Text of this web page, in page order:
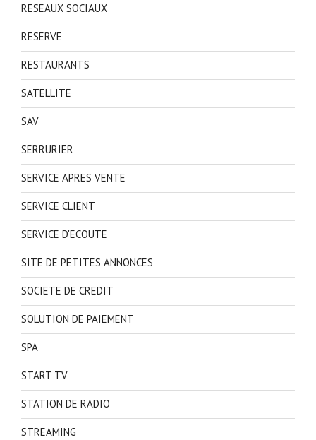
RESEAUX SOCIAUX
RESERVE
RESTAURANTS
SATELLITE
SAV
SERRURIER
SERVICE APRES VENTE
SERVICE CLIENT
SERVICE D'ECOUTE
SITE DE PETITES ANNONCES
SOCIETE DE CREDIT
SOLUTION DE PAIEMENT
SPA
START TV
STATION DE RADIO
STREAMING